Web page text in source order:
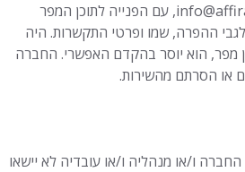
החברה בכתובת: info@affiracle.com, עם הפנייה לתוכן המפר
ההפרה, שמו ופרטי התקשרות. היה
מפר, הוא יוסר בהקדם האפשרי. החברה
או הסרתם מהשירות.
החברה ו/או מנהליה ו/או עובדיה לא יישאו